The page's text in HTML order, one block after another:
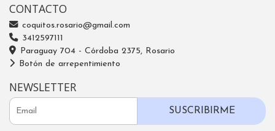
CONTACTO
coquitos.rosario@gmail.com
3412597111
Paraguay 704 - Córdoba 2375, Rosario
Botón de arrepentimiento
NEWSLETTER
SUSCRIBIRME